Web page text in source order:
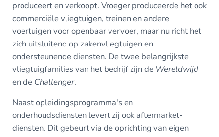
produceert en verkoopt. Vroeger produceerde het ook
commerciële vliegtuigen, treinen en andere
voertuigen voor openbaar vervoer, maar nu richt het
zich uitsluitend op zakenvliegtuigen en
ondersteunende diensten. De twee belangrijkste
vliegtuigfamilies van het bedrijf zijn de Wereldwijd
en de Challenger.
Naast opleidingsprogramma's en
onderhoudsdiensten levert zij ook aftermarket-
diensten. Dit gebeurt via de oprichting van eigen